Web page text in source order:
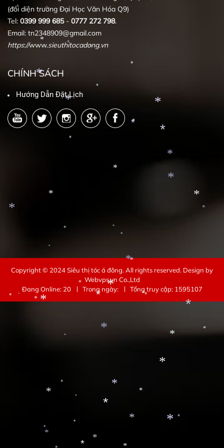
*
*
*
*
*
*
*
*
*
*
*
*
*
*
*
*
*
*
*
*
* *
*
*
*
*
*
*
*
*
*
*
*
*
*
*
*
*
*
*
*
*
*
*
*
*
*
*
*
*
*
*
*
(đối diện trường Đại Học Văn Hóa Q9)
Tel: 0399 999 685- 0777 272 798.
Email: tn2348909@gmail.com
https://www.sieuthitocadong.vn
CHÍNH SÁCH
Hướng Dẫn Đặt Lịch
Copyright © 2024Siêu thị tóc á đông. All rights reserved. Design by
Webvps.vn Co.,Ltd
Đang Online: 20
Trong ngày: Tổng truy cập: 1595107